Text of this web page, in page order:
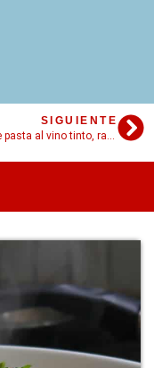
SIGUIENTE